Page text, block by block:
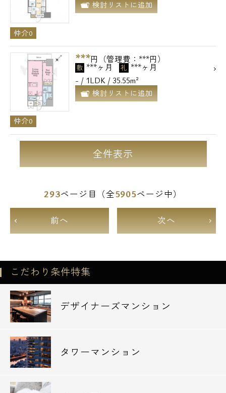
検討リストに追加
仲介0
***円（管理費：***円）
敷 ***ヶ月 礼 ***ヶ月
- / 1LDK / 35.55m²
検討リストに追加
仲介0
全件表示
293ページ目（全5905ページ中）
前へ 次へ
こだわり条件特集
デザイナーズマンション
タワーマンション